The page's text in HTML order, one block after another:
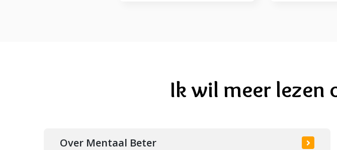
Ik wil meer lezen
Over Mentaal Beter